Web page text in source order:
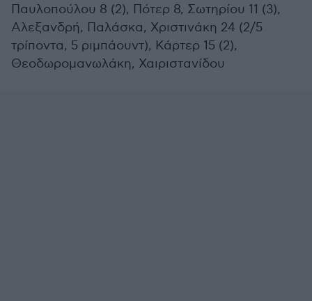
Παυλοπούλου 8 (2), Πότερ 8, Σωτηρίου 11 (3),
Αλεξανδρή, Παλάσκα, Χριστινάκη 24 (2/5
τρίποντα, 5 ριμπάουντ), Κάρτερ 15 (2),
Θεοδωρομανωλάκη, Χαιριστανίδου